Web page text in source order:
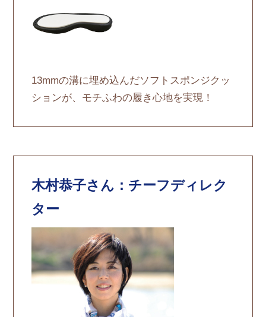
13mmの溝に埋め込んだソフトスポンジクッ
ションが、モチふわの履き心地を実現！
木村恭子さん：チーフディレク
ター